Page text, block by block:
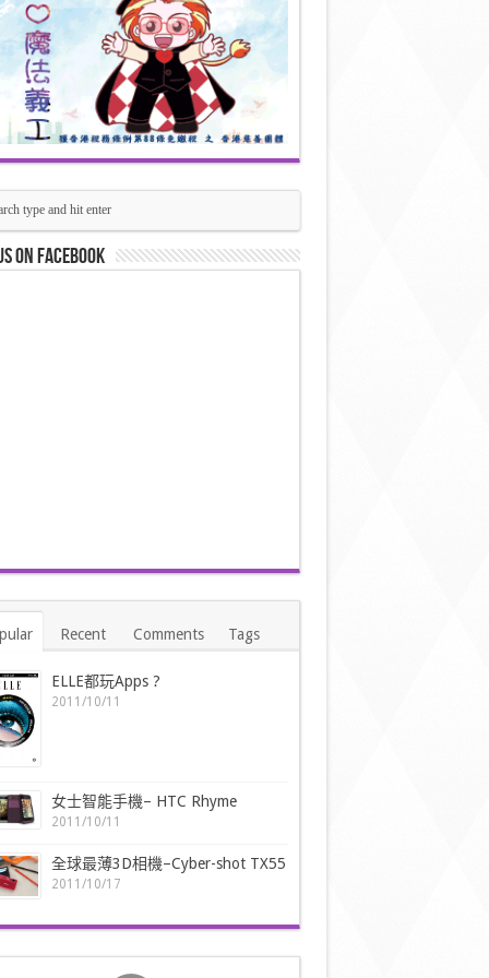
on Facebook
Recent Comments Tags
ELLE都玩Apps ?
2011/10/11
女士智能手機– HTC Rhyme
2011/10/11
全球最薄3D相機–Cyber-shot TX55
2011/10/17